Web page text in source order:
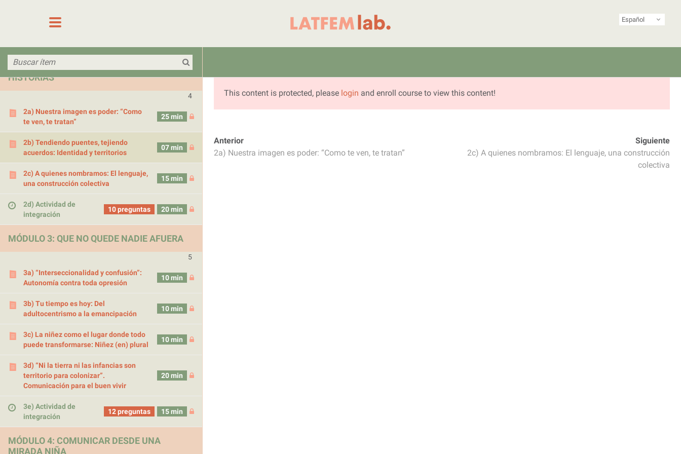
desde una mirada de
1e) Actividad de
MÓDULO 2: PROTAGONISTAS DE NUESTRAS
HISTORIAS
4
2a) Nuestra imagen es poder: “Como
te ven, te tratan”
25 min
2b) Tendiendo puentes, tejiendo
acuerdos: Identidad y territorios
07 min
2c) A quienes nombramos: El lenguaje,
una construcción colectiva
15 min
2d) Actividad de
integración
10 preguntas 20 min
MÓDULO 3: QUE NO QUEDE NADIE AFUERA
5
3a) “Interseccionalidad y confusión”:
Autonomía contra toda opresión
10 min
3b) Tu tiempo es hoy: Del
adultocentrismo a la emancipación
10 min
3c) La niñez como el lugar donde todo
puede transformarse: Niñez (en) plural
10 min
3d) “Ni la tierra ni las infancias son
territorio para colonizar”.
Comunicación para el buen vivir
20 min
3e) Actividad de
integración
12 preguntas 15 min
MÓDULO 4: COMUNICAR DESDE UNA
MIRADA NIÑA
Comunicación (estratégica) feminista desde una mirada de niñas, adolescentes y juventudes
This content is protected, please login and enroll course to view this content!
Anterior
2a) Nuestra imagen es poder: “Como te ven, te tratan”
Siguiente
2c) A quienes nombramos: El lenguaje, una construcción
colectiva
Español